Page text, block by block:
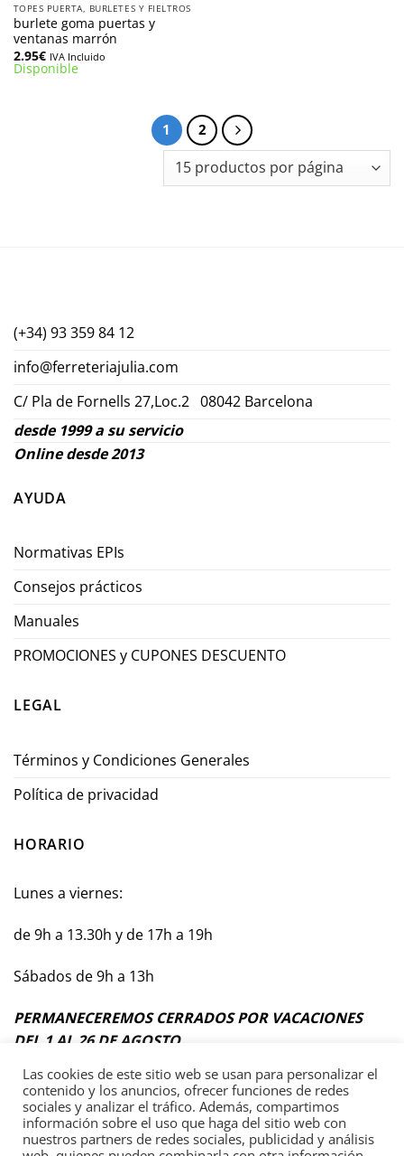
TOPES PUERTA, BURLETES Y FIELTROS
burlete goma puertas y
ventanas marrón
2.95€ IVA Incluido
Disponible
1 2
(+34) 93 359 84 12
info@ferreteriajulia.com
C/ Pla de Fornells 27,Loc.2 08042 Barcelona
desde 1999 a su servicio
Online desde 2013
AYUDA
Normativas EPIs
Consejos prácticos
Manuales
PROMOCIONES y CUPONES DESCUENTO
LEGAL
Términos y Condiciones Generales
Política de privacidad
HORARIO
Lunes a viernes:
de 9h a 13.30h y de 17h a 19h
Sábados de 9h a 13h
PERMANECEREMOS CERRADOS POR VACACIONES
DEL 1 AL 26 DE AGOSTO
Términos y Condiciones Generales
Las cookies de este sitio web se usan para personalizar el
contenido y los anuncios, ofrecer funciones de redes
sociales y analizar el tráfico. Además, compartimos
información sobre el uso que haga del sitio web con
nuestros partners de redes sociales, publicidad y análisis